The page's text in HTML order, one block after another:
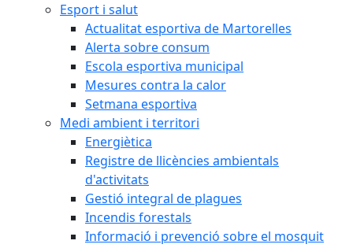
Esport i salut
Actualitat esportiva de Martorelles
Alerta sobre consum
Escola esportiva municipal
Mesures contra la calor
Setmana esportiva
Medi ambient i territori
Energiètica
Registre de llicències ambientals
d'activitats
Gestió integral de plagues
Incendis forestals
Informació i prevenció sobre el mosquit